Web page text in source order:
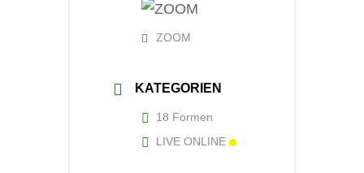
ZOOM
KATEGORIEN
18 Formen
LIVE ONLINE